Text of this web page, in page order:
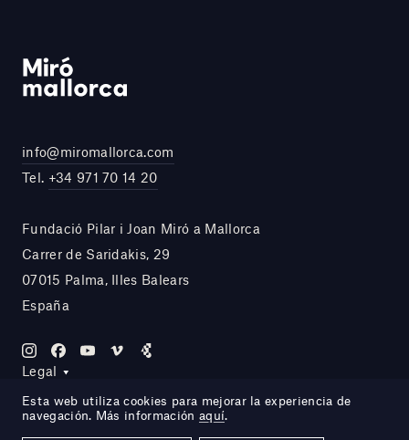
info@miromallorca.com
Tel. +34 971 70 14 20
Fundació Pilar i Joan Miró a Mallorca
Carrer de Saridakis, 29
07015 Palma, Illes Balears
España
Legal
Esta web utiliza cookies para mejorar la experiencia de
navegación. Más información aquí.